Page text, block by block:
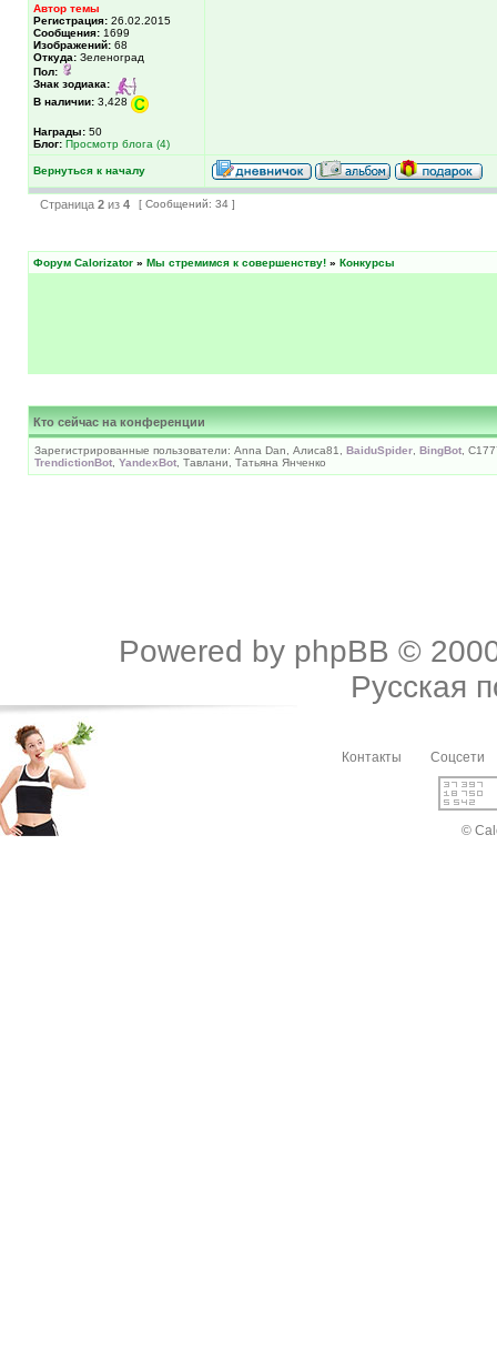
Автор темы
Регистрация: 26.02.2015
Сообщения: 1699
Изображений: 68
Откуда: Зеленоград
Пол:
Знак зодиака:
В наличии: 3,428
Награды: 50
Блог: Просмотр блога (4)
Вернуться к началу
Страница 2 из 4 [ Сообщений: 34 ]
Форум Calorizator » Мы стремимся к совершенству! » Конкурсы
Кто сейчас на конференции
Зарегистрированные пользователи: Anna Dan, Алиса81, BaiduSpider BingBot ,
TrendictionBot YandexBot , Тавлани, Татьяна Янченко
Powered by phpBB ©
Русская
Контакты Соцсети
©